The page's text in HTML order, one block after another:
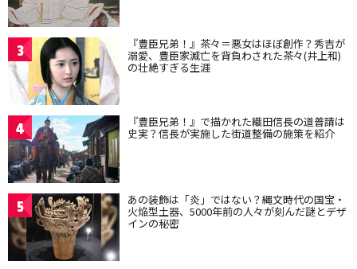
3 『豊臣兄弟！』茶々＝悪女はほぼ創作？秀吉が
溺愛、豊臣家滅亡を背負わされた茶々(井上和)
の壮絶すぎる生涯
4 『豊臣兄弟！』で描かれた織田信長の道普請は
史実？信長が実施した街道整備の施策を紹介
5 あの装飾は「炎」ではない？縄文時代の国宝・
火焔型土器、5000年前の人々が刻んだ謎とデザ
インの秘密